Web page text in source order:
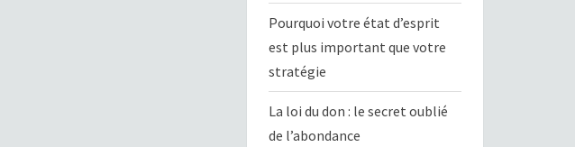
Pourquoi votre état d’esprit
est plus important que votre
stratégie
La loi du don : le secret oublié
de l’abondance